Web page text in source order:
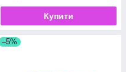
Купити
–5%